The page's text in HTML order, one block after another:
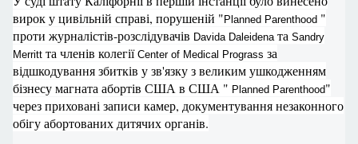
вирок у цивільній справі, порушеній " Planned Parenthood "
проти журналістів-розслідувачів Davida Daleidenaта Sandry
Merritt та членів колегії Center of Medical Prograss за
відшкодування збитків у зв'язку з великим ушкодженням
бізнесу магната абортів США в США " Planned Parenthood"
через приховані записи камер, документування незаконного
обігу абортованих дитячих органів.